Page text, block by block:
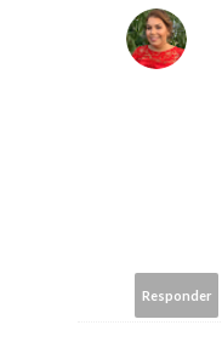
Responder